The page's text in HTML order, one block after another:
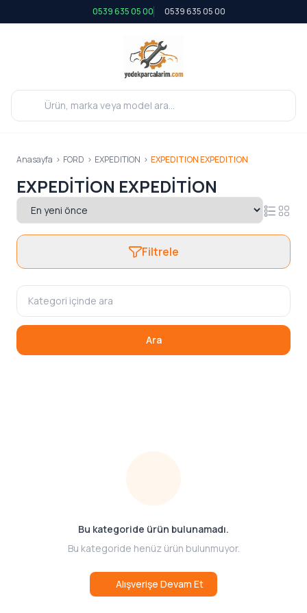
0539 635 05 00 0539 635 05 00
Anasayfa > FORD > EXPEDITION > EXPEDITION EXPEDITION
EXPEDITION EXPEDITION
Filtrele
Ara
Bu kategoride ürün bulunamadı.
Bu kategoride henüz ürün bulunmuyor.
Alışverişe Devam Et